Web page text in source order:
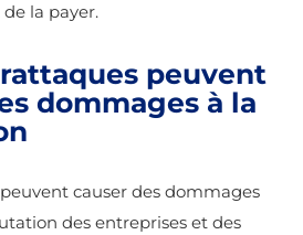
la payer.
peuvent
dommages à la
peuvent causer des dommages
des entreprises et des